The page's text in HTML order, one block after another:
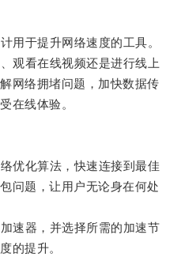
于提升网络速度的工具。
看在线视频还是进行线上
网络拥堵问题，加快数据传
在线体验。
化算法，快速连接到最佳
问题，让用户无论身在何处
器，并选择所需的加速节
的提升。